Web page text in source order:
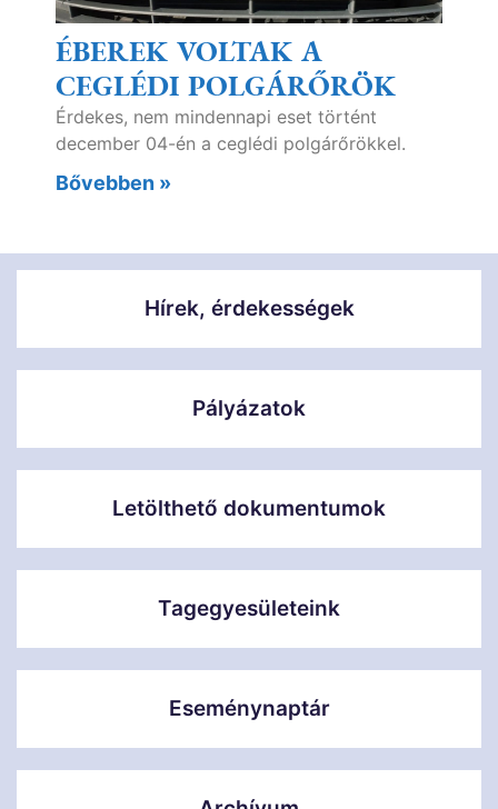
ÉBEREK VOLTAK A
CEGLÉDI POLGÁRŐRÖK
Érdekes, nem mindennapi eset történt
december 04-én a ceglédi polgárőrökkel.
Bővebben »
Hírek, érdekességek
Pályázatok
Letölthető dokumentumok
Tagegyesületeink
Eseménynaptár